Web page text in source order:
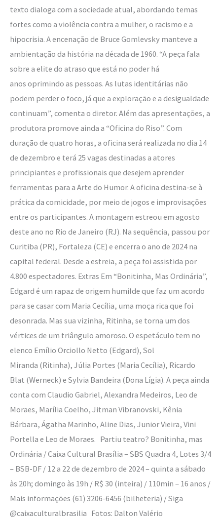
texto dialoga com a sociedade atual, abordando temas
fortes como a violência contra a mulher, o racismo e a
hipocrisia. A encenação de Bruce Gomlevsky manteve a
ambientação da história na década de 1960. “A peça fala
sobre a elite do atraso que está no poder há
anos oprimindo as pessoas. As lutas identitárias não
podem perder o foco, já que a exploração e a desigualdade
continuam”, comenta o diretor. Além das apresentações, a
produtora promove ainda a “Oficina do Riso”. Com
duração de quatro horas, a oficina será realizada no dia 14
de dezembro e terá 25 vagas destinadas a atores
principiantes e profissionais que desejem aprender
ferramentas para a Arte do Humor. A oficina destina-se à
prática da comicidade, por meio de jogos e improvisações
entre os participantes. A montagem estreou em agosto
deste ano no Rio de Janeiro (RJ). Na sequência, passou por
Curitiba (PR), Fortaleza (CE) e encerra o ano de 2024 na
capital federal. Desde a estreia, a peça foi assistida por
4.800 espectadores. Extras Em “Bonitinha, Mas Ordinária”,
Edgard é um rapaz de origem humilde que faz um acordo
para se casar com Maria Cecília, uma moça rica que foi
desonrada. Mas sua vizinha, Ritinha, se torna um dos
vértices de um triângulo amoroso. O espetáculo tem no
elenco Emílio Orciollo Netto (Edgard), Sol
Miranda (Ritinha), Júlia Portes (Maria Cecília), Ricardo
Blat (Werneck) e Sylvia Bandeira (Dona Lígia). A peça ainda
conta com Claudio Gabriel, Alexandra Medeiros, Leo de
Moraes, Marília Coelho, Jitman Vibranovski, Kênia
Bárbara, Ágatha Marinho, Aline Dias, Junior Vieira, Vini
Portella e Leo de Moraes. Partiu teatro? Bonitinha, mas
Ordinária / Caixa Cultural Brasília – SBS Quadra 4, Lotes 3/4
– BSB-DF / 12 a 22 de dezembro de 2024 – quinta a sábado
às 20h; domingo às 19h / R$ 30 (inteira) / 110min – 16 anos /
Mais informações (61) 3206-6456 (bilheteria) / Siga
@caixaculturalbrasilia Fotos: Dalton Valério